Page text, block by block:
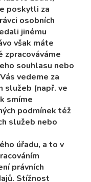
poskytli za
osobních
jinému
však máte
zpracováváme
souhlasu nebo
vedeme za
služeb (např. ve
smíme
podmínek též
služeb nebo
úřadu, a to v
právních
Stížnost